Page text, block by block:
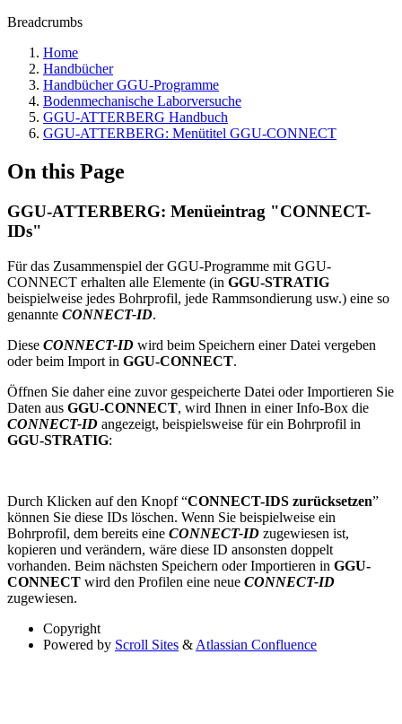
Breadcrumbs
Home
Handbücher
Handbücher GGU-Programme
Bodenmechanische Laborversuche
GGU-ATTERBERG Handbuch
GGU-ATTERBERG: Menütitel GGU-CONNECT
On this Page
GGU-ATTERBERG: Menüeintrag "CONNECT-
IDs"
Für das Zusammenspiel der GGU-Programme mit GGU-
CONNECT erhalten alle Elemente (in GGU-STRATIG
beispielweise jedes Bohrprofil, jede Rammsondierung usw.) eine so
genannte CONNECT-ID.
Diese CONNECT-ID wird beim Speichern einer Datei vergeben
oder beim Import in GGU-CONNECT.
Öffnen Sie daher eine zuvor gespeicherte Datei oder Importieren Sie
Daten aus GGU-CONNECT, wird Ihnen in einer Info-Box die
CONNECT-ID angezeigt, beispielsweise für ein Bohrprofil in
GGU-STRATIG:
Durch Klicken auf den Knopf “CONNECT-IDS zurücksetzen”
können Sie diese IDs löschen. Wenn Sie beispielweise ein
Bohrprofil, dem bereits eine CONNECT-ID zugewiesen ist,
kopieren und verändern, wäre diese ID ansonsten doppelt
vorhanden. Beim nächsten Speichern oder Importieren in GGU-
CONNECT wird den Profilen eine neue CONNECT-ID
zugewiesen.
Copyright
Powered by Scroll Sites & Atlassian Confluence